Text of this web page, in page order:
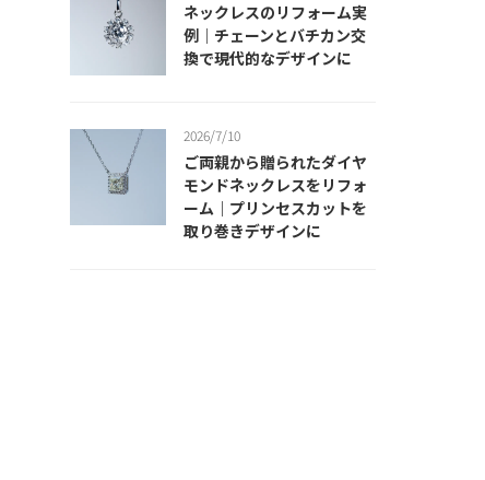
ネックレスのリフォーム実
例｜チェーンとバチカン交
換で現代的なデザインに
2026/7/10
ご両親から贈られたダイヤ
モンドネックレスをリフォ
ーム｜プリンセスカットを
取り巻きデザインに